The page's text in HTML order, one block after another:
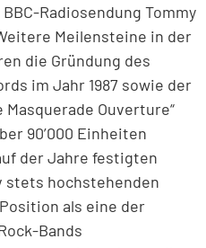
Radiosendung Tommy
Meilensteine in der
die Gründung des
im Jahr 1987 sowie der
Masquerade Ouverture“
90’000 Einheiten
der Jahre festigten
stets hochstehenden
als eine der
Bands